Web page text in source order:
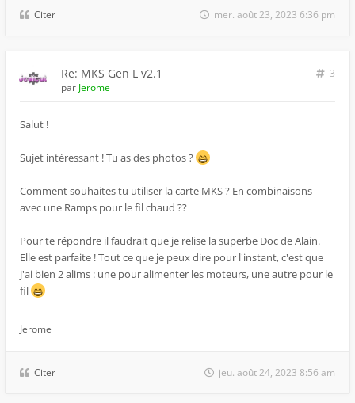
Citer mer. août 23, 2023 6:36 pm
Re: MKS Gen L v2.1
3
par Jerome
Salut !
Sujet intéressant ! Tu as des photos ?
Comment souhaites tu utiliser la carte MKS ? En combinaisons
avec une Ramps pour le fil chaud ??
Pour te répondre il faudrait que je relise la superbe Doc de Alain.
Elle est parfaite ! Tout ce que je peux dire pour l'instant, c'est que
j'ai bien 2 alims : une pour alimenter les moteurs, une autre pour le
fil
Jerome
Citer jeu. août 24, 2023 8:56 am